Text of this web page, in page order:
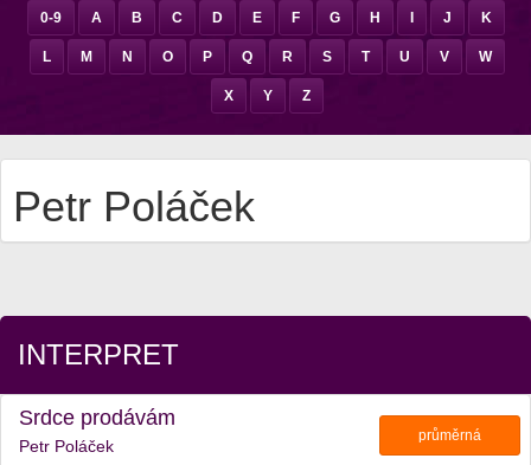
0-9 A B C D E F G H J K
L M N O P Q R S T U V W
X Y Z
Petr Poláček
INTERPRET
Srdce prodávám
Petr Poláček
průměrná